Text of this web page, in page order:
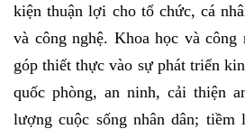
kiện thuận lợi cho tổ chức, cá
và công nghệ. Khoa học và công
góp thiết thực vào sự phát triển
quốc phòng, an ninh, cải thiện
lượng cuộc sống nhân dân; tiềm